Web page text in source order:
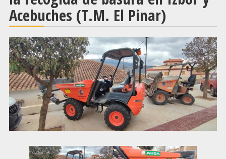
(Granada)
Acebuches (T.M. El Pinar)